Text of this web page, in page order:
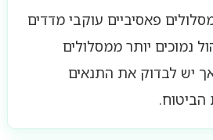
פאסיביים עוקבי מדדים
נמוכים יותר ממסלולים
יש לבדוק את התנאים
הביטוח.